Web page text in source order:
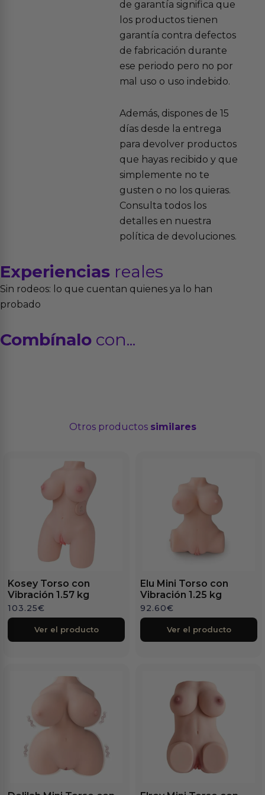
de garantía significa que
los productos tienen
garantía contra defectos
de fabricación durante
ese periodo pero no por
mal uso o uso indebido.
Además, dispones de 15
días desde la entrega
para devolver productos
que hayas recibido y que
simplemente no te
gusten o no los quieras.
Consulta todos los
detalles en nuestra
política de devoluciones.
Experiencias reales
Sin rodeos: lo que cuentan quienes ya lo han
probado
Combínalo con...
Otros productos similares
Kosey Torso con
Vibración 1.57 kg
103.25€
Ver el producto
Elu Mini Torso con
Vibración 1.25 kg
92.60€
Ver el producto